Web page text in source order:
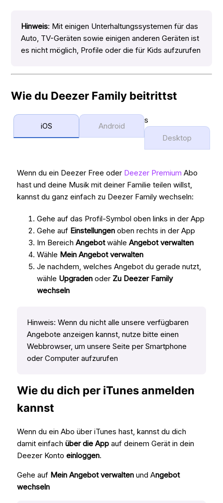
Hinweis: Mit einigen Unterhaltungssystemen für das
Auto, TV-Geräten sowie einigen anderen Geräten ist
es nicht möglich, Profile oder die für Kids aufzurufen
Wie du Deezer Family beitrittst
s
iOS
Android
Desktop
Wenn du ein Deezer Free oder Deezer Premium Abo
hast und deine Musik mit deiner Familie teilen willst,
kannst du ganz einfach zu Deezer Family wechseln:
Gehe auf das Profil-Symbol oben links in der App
Gehe auf Einstellungen oben rechts in der App
Im BereichAngebotwähleAngebot verwalten
Wähle Mein Angebot verwalten
Je nachdem, welches Angebot du gerade nutzt,
wähle Upgraden oder Zu Deezer Family
wechseln
Hinweis: Wenn du nicht alle unsere verfügbaren
Angebote anzeigen kannst, nutze bitte einen
Webbrowser, um unsere Seite per Smartphone
oder Computer aufzurufen
Wie du dich per iTunes anmelden
kannst
Wenn du ein Abo über iTunes hast, kannst du dich
damit einfachüber die App auf deinem Gerät in dein
Deezer Kontoeinloggen.
Gehe auf Mein Angebot verwalten und Angebot
wechseln